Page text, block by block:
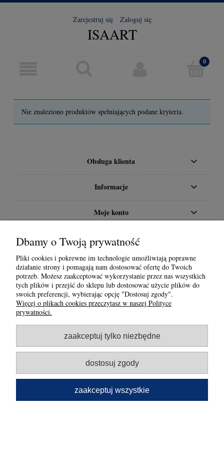
Zarejestruj się Zaloguj się
ISAART
Nie znaleziono produktów spełniających podane kryteria.
Obsługa klienta
Informacje
Moje konto
ISAART
pokaż pełną wersję strony
Sklep internetowy Shoper.pl
Dbamy o Twoją prywatność
Pliki cookies i pokrewne im technologie umożliwiają poprawne
działanie strony i pomagają nam dostosować ofertę do Twoich
potrzeb. Możesz zaakceptować wykorzystanie przez nas wszystkich
tych plików i przejść do sklepu lub dostosować użycie plików do
swoich preferencji, wybierając opcję "Dostosuj zgody".
Więcej o plikach cookies przeczytasz w naszej Polityce
prywatności.
zaakceptuj tylko niezbędne
dostosuj zgody
zaakceptuj wszystkie